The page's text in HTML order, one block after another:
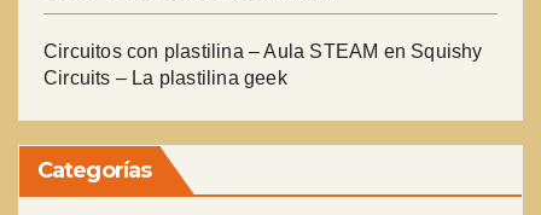
Circuitos con plastilina – Aula STEAM en Squishy
Circuits – La plastilina geek
Categorías